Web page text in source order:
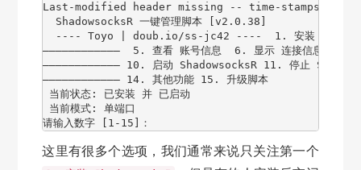
Last-modified header missing -- time-stamps
ShadowsocksR 一键管理脚本 [v2.0.38]
---- Toyo | doub.io/ss-jc42 ----  1. 安装
————————————  5. 查看 账号信息  6. 显示 连接信息  7.
———————————— 10. 启动 ShadowsocksR 11. 停止
———————————— 14. 其他功能 15. 升级脚本
当前状态: 已安装 并 已启动
当前模式: 单端口
请输入数字 [1-15]：
这里有很多个选项，我们通常来说只关注第一个